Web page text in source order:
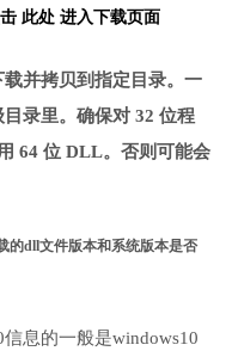
此处 进入下载页面
并拷贝到指定目录。一
录里。确保对 32 位程
64 位 DLL。否则可能会
的dll文件版本和系统版本是否
息的一般是windows10